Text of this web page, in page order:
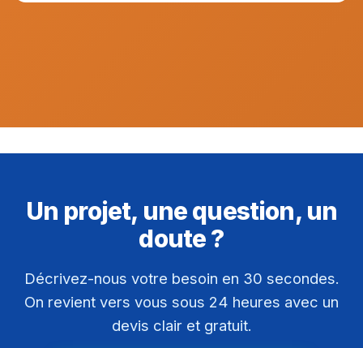
Un projet, une question, un
doute ?
Décrivez-nous votre besoin en 30 secondes.
On revient vers vous sous 24 heures avec un
devis clair et gratuit.